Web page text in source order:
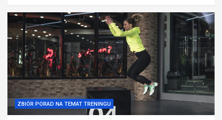
ZBIÓR PORAD NA TEMAT TRENINGU